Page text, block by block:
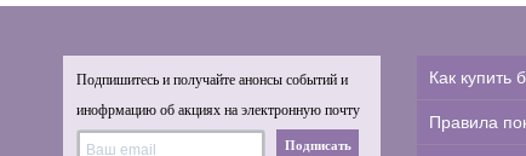
Подпишитесь и получайте анонсы событий и
инофрмацию об акциях на электронную почту
Подписать
Как купить
Правила